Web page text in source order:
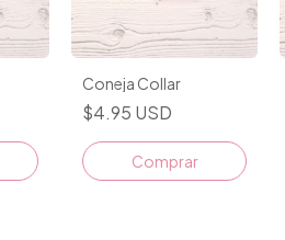
Coneja Collar
$4.95 USD
Comprar